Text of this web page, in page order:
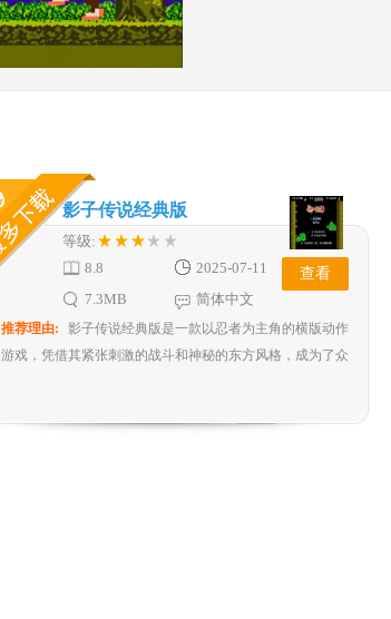
影子传说经典版
等级:
8.8
2025-07-11
7.3MB
简体中文
查看
推荐理由:
影子传说经典版是一款以忍者为主角的横版动作
游戏，凭借其紧张刺激的战斗和神秘的东方风格，成为了众